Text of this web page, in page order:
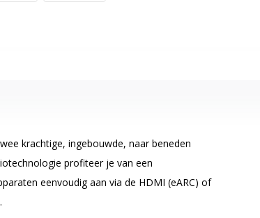
krachtige, ingebouwde, naar beneden
profiteer je van een
eenvoudig aan via de HDMI (eARC) of